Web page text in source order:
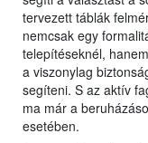
tervezett táblák
nemcsak egy
telepítéseknél,
a viszonylag
segíteni. S az aktív
ma már a
esetében.